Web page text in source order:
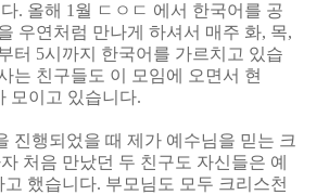
. 올해 1월 ㄷㅇㄷ 에서 한국어를 공
우연처럼 만나게 하셔서 매주 화, 목,
터 5시까지 한국어를 가르치고 있습
는 친구들도 이 모임에 오면서 현
모이고 있습니다.
진행되었을 때 제가 예수님을 믿는 크
처음 만났던 두 친구도 자신들은 예
했습니다. 부모님도 모두 크리스천